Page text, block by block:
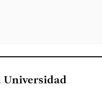
Universidad